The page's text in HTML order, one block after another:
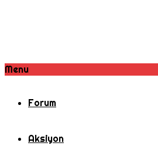
Menu
Forum
Aksiyon